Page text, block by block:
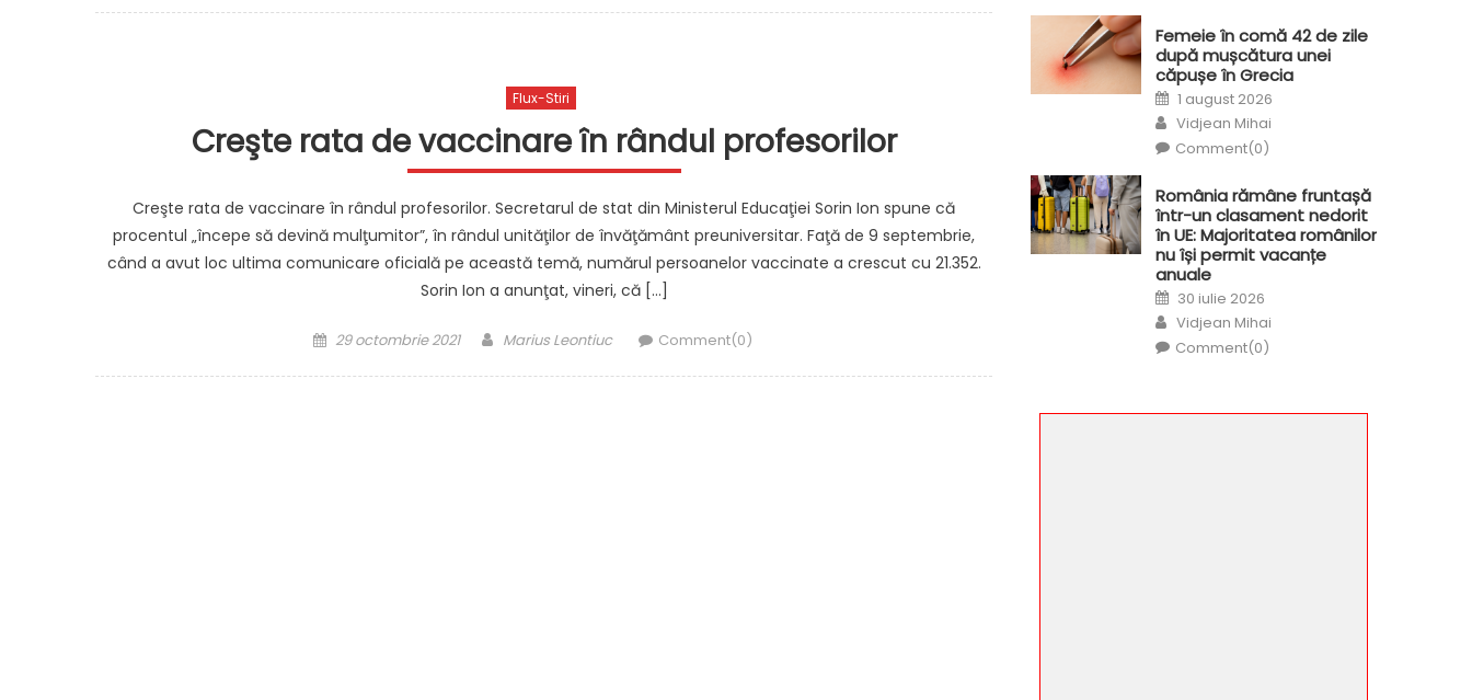
Flux-Stiri
Creşte rata de vaccinare în rândul profesorilor
Creşte rata de vaccinare în rândul profesorilor. Secretarul de stat din Ministerul Educaţiei Sorin Ion spune că
procentul „începe să devină mulţumitor”, în rândul unităţilor de învăţământ preuniversitar. Faţă de 9 septembrie,
când a avut loc ultima comunicare oficială pe această temă, numărul persoanelor vaccinate a crescut cu 21.352.
Sorin Ion a anunţat, vineri, că […]
Posted
29 octombrie 2021 Author
Marius Leontiuc Comment(0)
Femeie în comă 42 de zile
după mușcătura unei
căpușe în Grecia
Posted
on
1 august 2026
Author
Vidjean Mihai
Comment(0)
România rămâne fruntașă
într-un clasament nedorit
în UE: Majoritatea românilor
nu își permit vacanțe
anuale
Posted
on
30 iulie 2026
Author
Vidjean Mihai
Comment(0)